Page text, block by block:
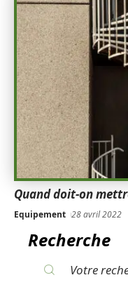
Quand doit-on
Equipement 28 avril 2022
Recherche